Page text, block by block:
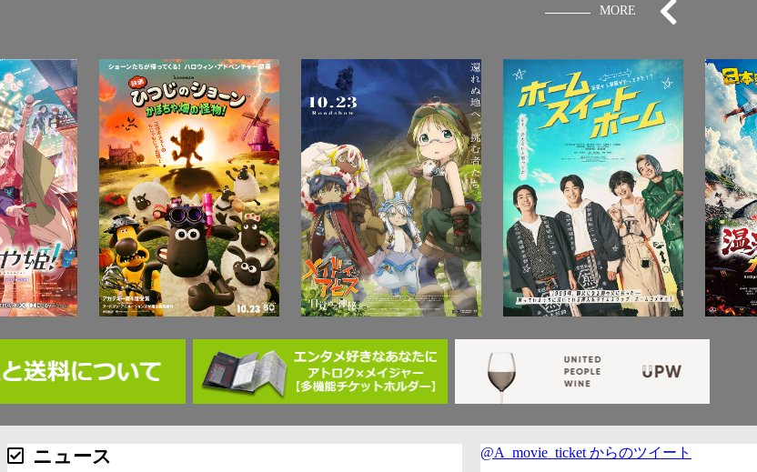
MORE
ニュース @A_movie_ticket からのツイート